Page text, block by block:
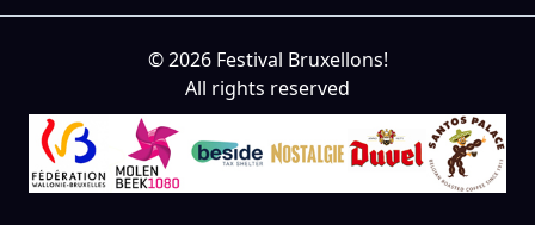
© 2026 Festival Bruxellons!
All rights reserved